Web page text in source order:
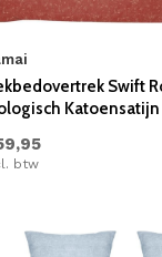
Swift
Katoensatijn
btw